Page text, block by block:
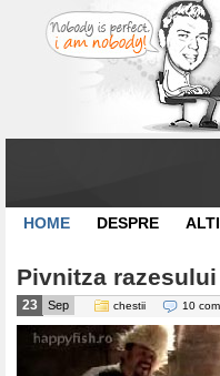
HOME DESPRE
Pivnitza razesului
23 Sep chestii 10